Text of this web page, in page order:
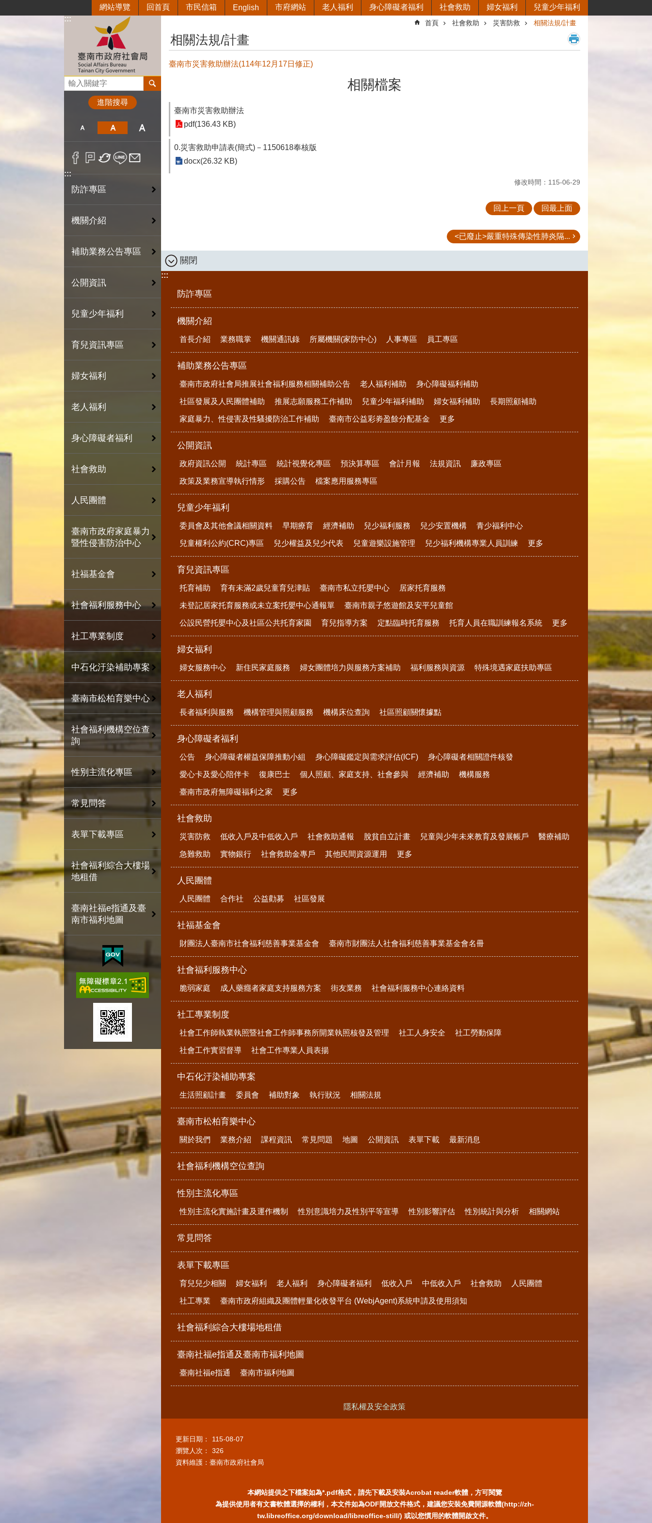
:::
網站導覽 回首頁 市民信箱 English 市府網站 老人福利 身心障礙者福利 社會救助 婦女福利 兒童少年福利
搜尋
進階搜尋
:::
防詐專區
機關介紹
補助業務公告專區
公開資訊
兒童少年福利
育兒資訊專區
婦女福利
老人福利
身心障礙者福利
社會救助
人民團體
臺南市政府家庭暴力
暨性侵害防治中心
社福基金會
社會福利服務中心
社工專業制度
中石化汙染補助專案
臺南市松柏育樂中心
社會福利機構空位查
詢
性別主流化專區
常見問答
表單下載專區
社會福利綜合大樓場
地租借
臺南社福e指通及臺
南市福利地圖
首頁 社會救助 災害防救 相關法規/計畫
相關法規/計畫
臺南市災害救助辦法(114年12月17日修正)
相關檔案
臺南市災害救助辦法
pdf(136.43 KB)
0.災害救助申請表(簡式)－1150618奉核版
docx(26.32 KB)
修改時間：115-06-29
回上一頁 回最上面
<已廢止>嚴重特殊傳染性肺炎隔...
關閉
:::
防詐專區
機關介紹
首長介紹 業務職掌 機關通訊錄 所屬機關(家防中心) 人事專區 員工專區
補助業務公告專區
臺南市政府社會局推展社會福利服務相關補助公告 老人福利補助 身心障礙福利補助
社區發展及人民團體補助 推展志願服務工作補助 兒童少年福利補助 婦女福利補助 長期照顧補助
家庭暴力、性侵害及性騷擾防治工作補助 臺南市公益彩劵盈餘分配基金 更多
公開資訊
政府資訊公開 統計專區 統計視覺化專區 預決算專區 會計月報 法規資訊 廉政專區
政策及業務宣導執行情形 採購公告 檔案應用服務專區
兒童少年福利
委員會及其他會議相關資料 早期療育 經濟補助 兒少福利服務 兒少安置機構 青少福利中心
兒童權利公約(CRC)專區 兒少權益及兒少代表 兒童遊樂設施管理 兒少福利機構專業人員訓練 更多
育兒資訊專區
托育補助 育有未滿2歲兒童育兒津貼 臺南市私立托嬰中心 居家托育服務
未登記居家托育服務或未立案托嬰中心通報單 臺南市親子悠遊館及安平兒童館
公設民營托嬰中心及社區公共托育家園 育兒指導方案 定點臨時托育服務 托育人員在職訓練報名系統 更多
婦女福利
婦女服務中心 新住民家庭服務 婦女團體培力與服務方案補助 福利服務與資源 特殊境遇家庭扶助專區
老人福利
長者福利與服務 機構管理與照顧服務 機構床位查詢 社區照顧關懷據點
身心障礙者福利
公告 身心障礙者權益保障推動小組 身心障礙鑑定與需求評估(ICF) 身心障礙者相關證件核發
愛心卡及愛心陪伴卡 復康巴士 個人照顧、家庭支持、社會參與 經濟補助 機構服務
臺南市政府無障礙福利之家 更多
社會救助
災害防救 低收入戶及中低收入戶 社會救助通報 脫貧自立計畫 兒童與少年未來教育及發展帳戶 醫療補助
急難救助 實物銀行 社會救助金專戶 其他民間資源運用 更多
人民團體
人民團體 合作社 公益勸募 社區發展
社福基金會
財團法人臺南市社會福利慈善事業基金會 臺南市財團法人社會福利慈善事業基金會名冊
社會福利服務中心
脆弱家庭 成人藥癮者家庭支持服務方案 街友業務 社會福利服務中心連絡資料
社工專業制度
社會工作師執業執照暨社會工作師事務所開業執照核發及管理 社工人身安全 社工勞動保障
社會工作實習督導 社會工作專業人員表揚
中石化汙染補助專案
生活照顧計畫 委員會 補助對象 執行狀況 相關法規
臺南市松柏育樂中心
關於我們 業務介紹 課程資訊 常見問題 地圖 公開資訊 表單下載 最新消息
社會福利機構空位查詢
性別主流化專區
性別主流化實施計畫及運作機制 性別意識培力及性別平等宣導 性別影響評估 性別統計與分析 相關網站
常見問答
表單下載專區
育兒兒少相關 婦女福利 老人福利 身心障礙者福利 低收入戶 中低收入戶 社會救助 人民團體
社工專業 臺南市政府組織及團體輕量化收發平台 (WebjAgent)系統申請及使用須知
社會福利綜合大樓場地租借
臺南社福e指通及臺南市福利地圖
臺南社福e指通 臺南市福利地圖
隱私權及安全政策
更新日期：
115-08-07
瀏覽人次：
326
資料維護：臺南市政府社會局
本網站提供之下檔案如為*.pdf格式，請先下載及安裝Acrobat reader軟體，方可閱覽
為提供使用者有文書軟體選擇的權利，本文件如為ODF開放文件格式，建議您安裝免費開源軟體(http://zh-
tw.libreoffice.org/download/libreoffice-still/) 或以您慣用的軟體開啟文件。